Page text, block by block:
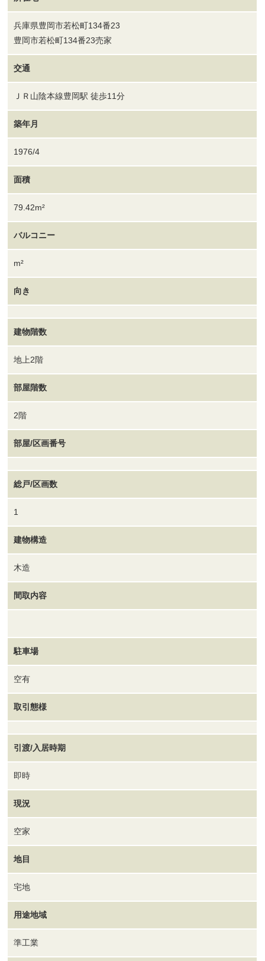
兵庫県豊岡市若松町134番23
豊岡市若松町134番23売家
交通
ＪＲ山陰本線豊岡駅 徒歩11分
築年月
1976/4
面積
79.42m²
バルコニー
m²
向き
建物階数
地上2階
部屋階数
2階
部屋/区画番号
総戸/区画数
1
建物構造
木造
間取内容
駐車場
空有
取引態様
引渡/入居時期
即時
現況
空家
地目
宅地
用途地域
準工業